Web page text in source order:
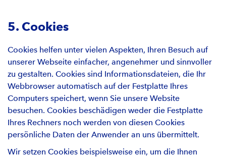
5. Cookies
Cookies helfen unter vielen Aspekten, Ihren Besuch auf
unserer Webseite einfacher, angenehmer und sinnvoller
zu gestalten. Cookies sind Informationsdateien, die Ihr
Webbrowser automatisch auf der Festplatte Ihres
Computers speichert, wenn Sie unsere Website
besuchen. Cookies beschädigen weder die Festplatte
Ihres Rechners noch werden von diesen Cookies
persönliche Daten der Anwender an uns übermittelt.
Wir setzen Cookies beispielsweise ein, um die Ihnen